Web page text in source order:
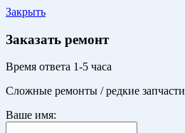
Закрыть
Заказать ремонт
Время ответа 1-5 часа
Сложные ремонты / редкие запчасти
Ваше имя: